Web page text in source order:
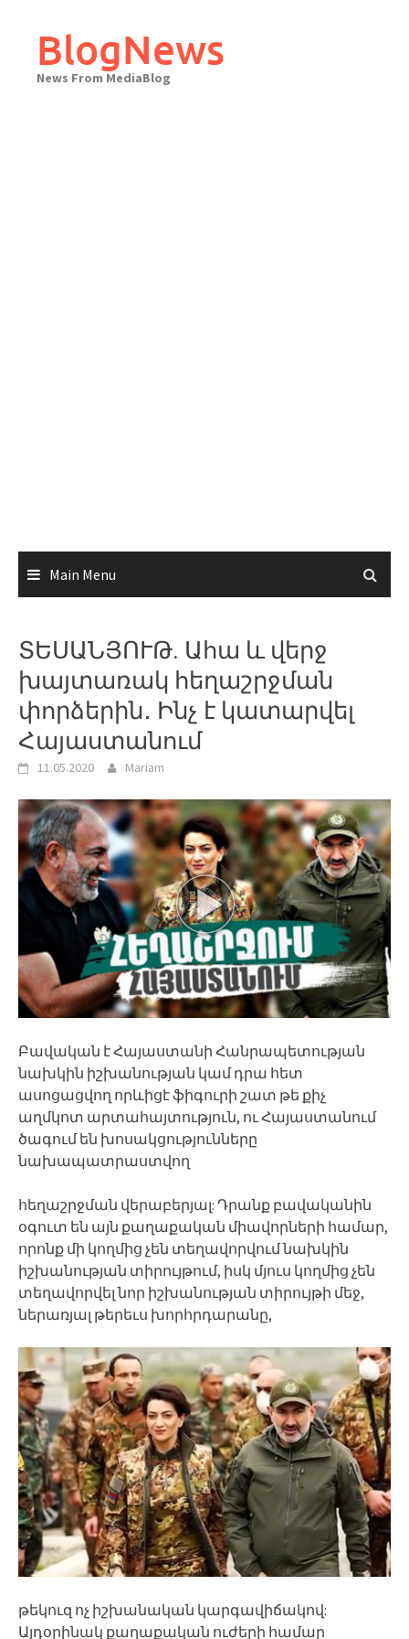
contentBlogNews
News From MediaBlog
Main Menu
ՏԵՍԱՆՅՈՒԹ. Ահա և վերջ
խայտառակ հեղաշրջման
փորձերին․ Ինչ է կատարվել
Հայաստանում
11.05.2020 Mariam
Բավական է Հայաստանի Հանրապետության
նախկին իշխանության կամ դրա հետ
ասոցացվող որևիցէ ֆիգուրի շատ թե քիչ
աղմկոտ արտահայտություն, ու Հայաստանում
ծագում են խոսակցությունները
նախապատրաստվող
հեղաշրջման վերաբերյալ: Դրանք բավականին
օգուտ են այն քաղաքական միավորների համար,
որոնք մի կողմից չեն տեղավորվում նախկին
իշխանության տիրույթում, իսկ մյուս կողմից չեն
տեղավորվել նոր իշխանության տիրույթի մեջ,
ներառյալ թերեւս խորհրդարանը,
թեկուզ ոչ իշխանական կարգավիճակով:
Այդօրինակ քաղաքական ուժերի համար